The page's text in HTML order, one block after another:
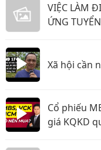
VIỆC LÀM
ỨNG
Xã hội cần
Cổ phiếu
giá KQKD